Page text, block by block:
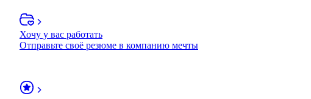
Хочу у вас работать
Отправьте своё резюме в компанию мечты